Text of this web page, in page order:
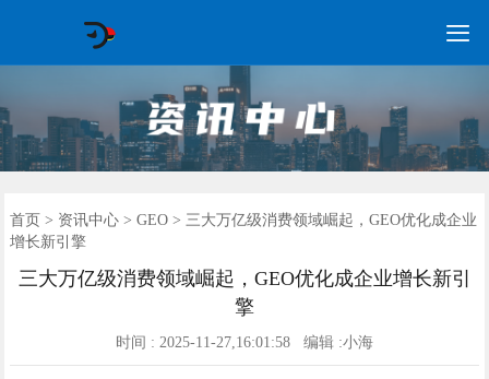

首页
GEO常见问题
GEO优化
海外GEO
网络营销
企业培训
软件开发
政策申报
资讯中心
关于我们
首页 > 资讯中心> GEO> 三大万亿级消费领域崛起，GEO优化成企业
增长新引擎
三大万亿级消费领域崛起，GEO优化成企业增长新引
擎
时间 : 2025-11-27,16:01:58 编辑 :小海